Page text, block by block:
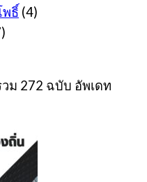
พธิ์ (4)
ม 272 ฉบับ อัพเดท